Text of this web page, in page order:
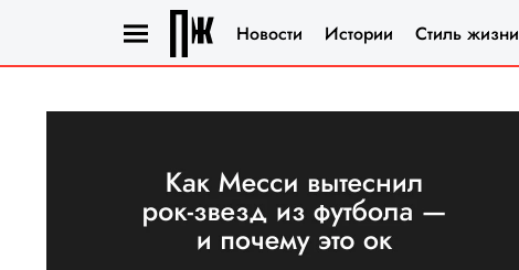
Новости Истории Стиль жизни